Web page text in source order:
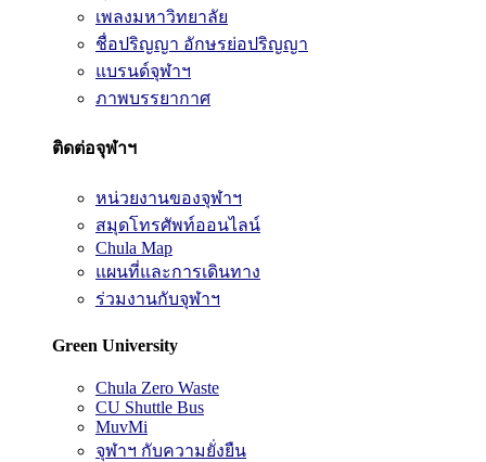
เพลงมหาวิทยาลัย
ชื่อปริญญา อักษรย่อปริญญา
แบรนด์จุฬาฯ
ภาพบรรยากาศ
ติดต่อจุฬาฯ
หน่วยงานของจุฬาฯ
สมุดโทรศัพท์ออนไลน์
Chula Map
แผนที่และการเดินทาง
ร่วมงานกับจุฬาฯ
Green University
Chula Zero Waste
CU Shuttle Bus
MuvMi
จุฬาฯ กับความยั่งยืน